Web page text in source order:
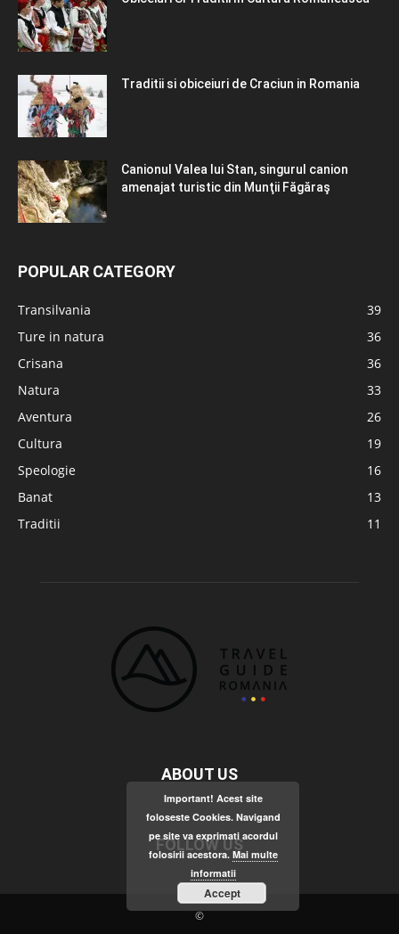
Traditii si obiceiuri de Craciun in Romania
Canionul Valea lui Stan, singurul canion
amenajat turistic din Munţii Făgăraş
POPULAR CATEGORY
Transilvania
39
Ture in natura
36
Crisana
36
Natura
33
Aventura
26
Cultura
19
Speologie
16
Banat
13
Traditii
11
ABOUT US
FOLLOW US
©
Important! Acest site
foloseste Cookies. Navigand
pe site va exprimati acordul
folosirii acestora. Mai multe
informatii
Accept